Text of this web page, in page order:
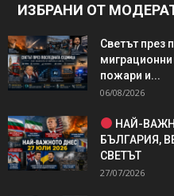
ИЗБРАНИ ОТ
Светът през
миграционни
пожари и...
06/08/2026
НАЙ-
БЪЛГАРИЯ,
СВЕТЪТ
27/07/2026